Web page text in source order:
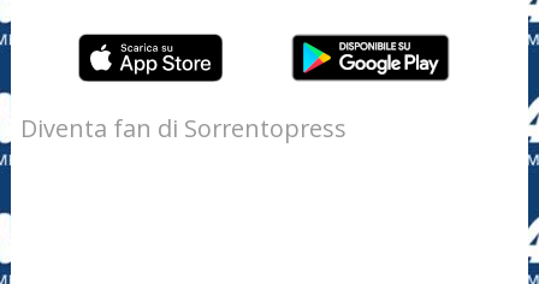
Diventa fan di Sorrentopress